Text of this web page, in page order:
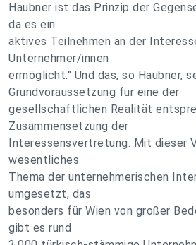
Haubner ist das Prinzip der
da es ein
aktives Teilnehmen an der
Unternehmer/innen
ermöglicht." Und das, so Haubner,
Grundvoraussetzung für eine der
gesellschaftlichen Realität
Zusammensetzung der
Interessensvertretung. Mit dieser
wesentliches
Thema der unternehmerischen
umgesetzt, das
besonders für Wien von großer
gibt es rund